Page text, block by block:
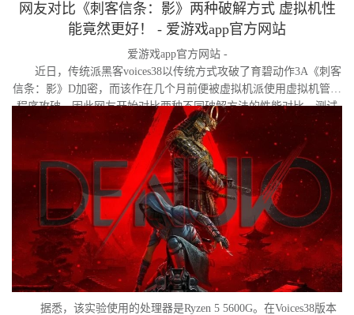
网友对比《刺客信条：影》两种破解方式 虚拟机性
能竟然更好！ - 爱游戏app官方网站
爱游戏app官方网站 -
近日，传统派黑客voices38以传统方式攻破了育碧动作3A《刺客
信条：影》D加密，而该作在几个月前便被虚拟机派使用虚拟机管理
程序攻破。因此网友开始对比两种不同破解方法的性能对比。测试
作者决定验证，虚拟机管理程序是否真的会像许多玩家认为的那
样，导致明显的帧数下降。
据悉，该实验使用的处理器是Ryzen 5 5600G。在Voices38版本